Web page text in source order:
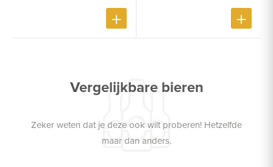
Vergelijkbare bieren
Zeker weten dat je deze ook wilt proberen! Hetzelfde
maar dan anders.